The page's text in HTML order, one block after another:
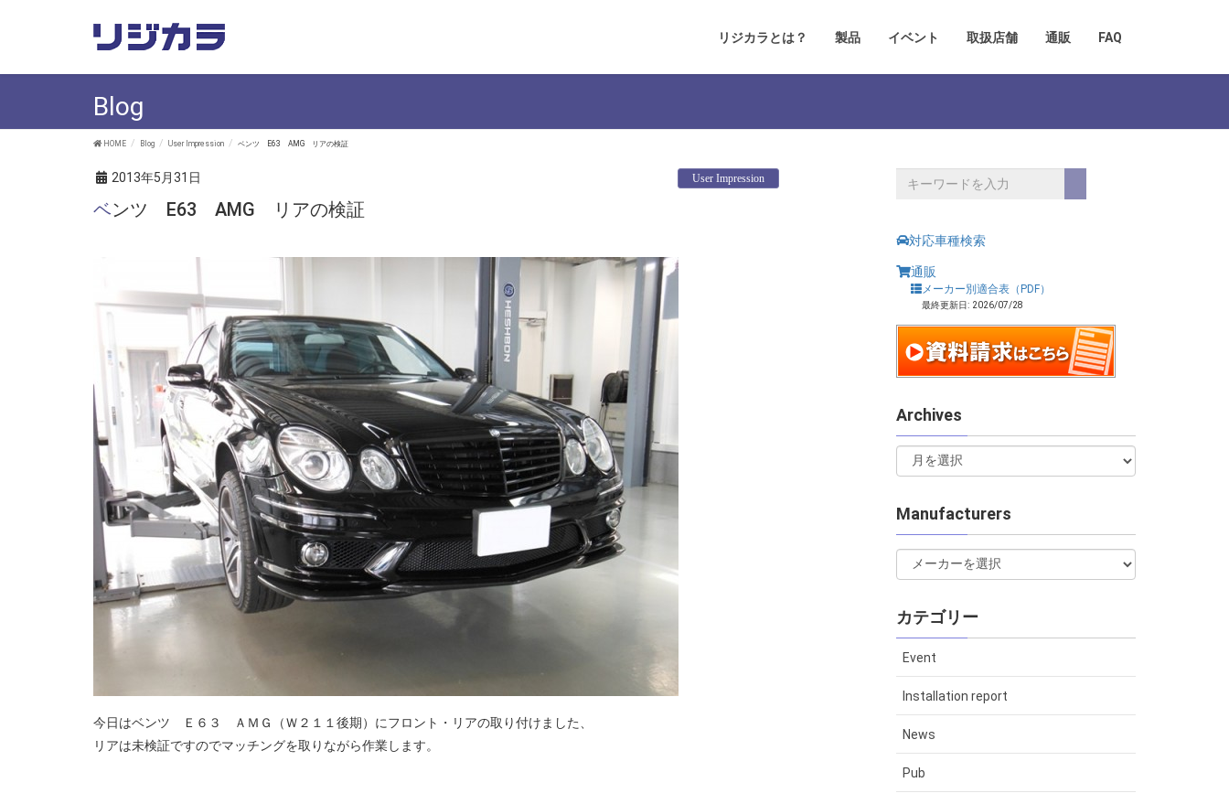
リジカラとは？ 製品 イベント 取扱店舗 通販 FAQ
Blog
HOME Blog User Impression ベンツ E63 AMG リアの検証
2013年5月31日 User Impression
ベンツ E63 AMG リアの検証
今日はベンツ Ｅ６３ ＡＭＧ（Ｗ２１１後期）にフロント・リアの取り付けました、
リアは未検証ですのでマッチングを取りながら作業します。
対応車種検索
通販
メーカー別適合表（PDF）
最終更新日: 2026/07/28
Archives
Manufacturers
カテゴリー
Event
Installation report
News
Pub